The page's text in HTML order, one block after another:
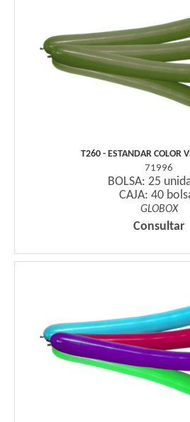
T260 - ESTANDAR COLOR
71996
BOLSA: 25
CAJA: 40
GLOBOX
Consultar